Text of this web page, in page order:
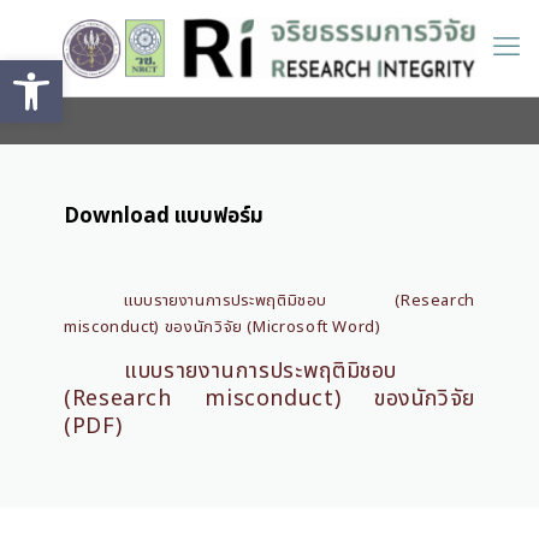
Open toolbar
Download แบบฟอร์ม
แบบรายงานการประพฤติมิชอบ (Research
misconduct) ของนักวิจัย (Microsoft Word)
แบบรายงานการประพฤติมิชอบ
(Research misconduct) ของนักวิจัย
(PDF)